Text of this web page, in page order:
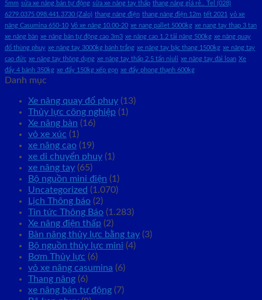
5mm sửa xe nâng bán tự động sữa xe nâng tay thấp thang nâng giá rẻ.. Tel (028)
6279.0375 098.441.3730 (Zalo) thang nâng điện thang nâng điện 12m tết 2021
vỏ xe
nâng Casumina 650-10 Vỏ xe nâng 10.00-20 xe nang pallet 5000kg xe nang tay thap 3 tan
xe nâng bàn xe nâng bán tự động cao 3m3 xe nâng cao 1.2 tải nâng 500kg xe nâng quay
đổ thùng phuy xe nâng tay 3000kg bánh trắng xe nâng tay bậc thang 1500kg xe nâng tay
cao đức xe nâng tay thông dụng xe nâng tay thấp 2.5 tấn niuli xe nâng tay đài loan Xe
đẩy 4 bánh 350kg xe đẩy 150kg xếp gọn xe đẩy phong thạnh 600kg
Danh mục
Xe nâng quay đổ phuy (13)
Thủy lực công nghiệp (1)
Xe nâng bàn (16)
vỏ xe xúc (1)
xe nâng cao (19)
xe di chuyển phuy (1)
xe nâng tay (65)
Bộ nguồn mini điện (1)
Uncategorized (1.070)
Lịch Thông báo (2)
Tin tức Thông Báo (1.283)
Xe nâng điện thấp (2)
Bàn nâng thủy lực bằng tay (3)
Bộ nguồn thủy lực mini (4)
Bơm Thủy lực (6)
vỏ xe nâng casumina (6)
Thang nâng (6)
xe nâng bán tự động (7)